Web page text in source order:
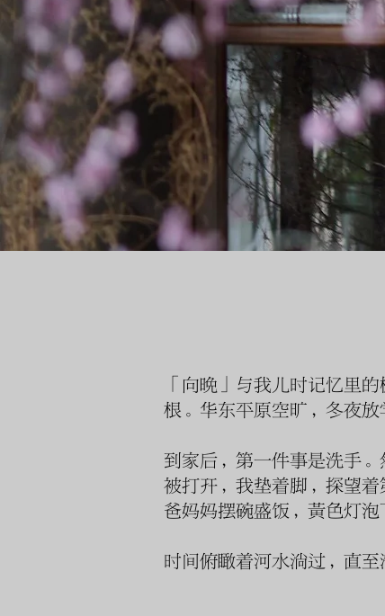
「向晚」与我儿时记忆里
根。华东平原空旷，冬夜放
到家后，第一件事是洗手
被打开，我垫着脚，探望
爸妈妈摆碗盛饭，黄色灯泡
时间俯瞰着河水淌过，直